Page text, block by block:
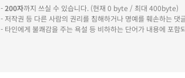
-200자까지 쓰실 수 있습니다. (현재 0 byte / 최대 400byte)
- 저작권 등 다른 사람의 권리를 침해하거나 명예를 훼손하는 댓
- 타인에게 불쾌감을 주는 욕설 등 비하하는 단어가 내용에 포